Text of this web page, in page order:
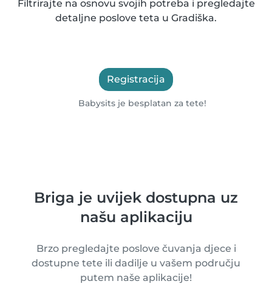
Filtrirajte na osnovu svojih potreba i pregledajte
detaljne poslove teta u Gradiška.
Registracija
Babysits je besplatan za tete!
Briga je uvijek dostupna uz
našu aplikaciju
Brzo pregledajte poslove čuvanja djece i
dostupne tete ili dadilje u vašem području
putem naše aplikacije!